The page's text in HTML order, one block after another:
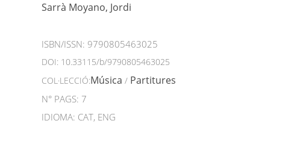
Sarrà Moyano, Jordi
ISBN/ISSN: 9790805463025
DOI: 10.33115/b/9790805463025
COL·LECCIÓ:Música / Partitures
N° PAGS: 7
IDIOMA: CAT, ENG